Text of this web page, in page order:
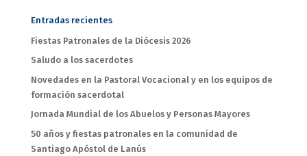
Entradas recientes
Fiestas Patronales de la Diócesis 2026
Saludo a los sacerdotes
Novedades en la Pastoral Vocacional y en los equipos de
formación sacerdotal
Jornada Mundial de los Abuelos y Personas Mayores
50 años y fiestas patronales en la comunidad de
Santiago Apóstol de Lanús